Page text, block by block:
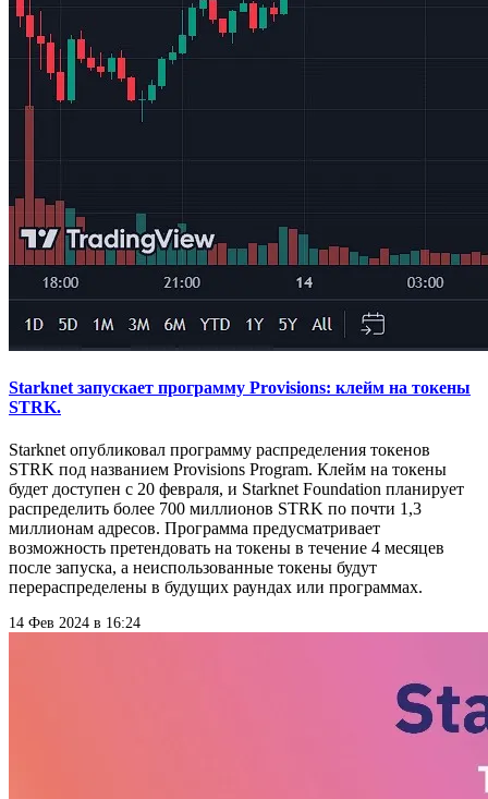
Starknet запускает программу Provisions: клейм на токены
STRK.
Starknet опубликовал программу распределения токенов
STRK под названием Provisions Program. Клейм на токены
будет доступен с 20 февраля, и Starknet Foundation планирует
распределить более 700 миллионов STRK по почти 1,3
миллионам адресов. Программа предусматривает
возможность претендовать на токены в течение 4 месяцев
после запуска, а неиспользованные токены будут
перераспределены в будущих раундах или программах.
14 Фев 2024 в 16:24